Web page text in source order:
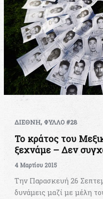
ΔΙΕΘΝΗ, ΦΥΛΛΟ #28
Το κράτος του
ξεχνάμε – Δεν
4 Μαρτίου 2015
Την Παρασκευή 26
δυνάμεις μαζί με μέλη